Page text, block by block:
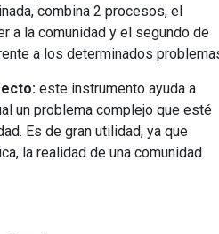
combina 2 procesos, el
a la comunidad y el segundo de
a los determinados
este instrumento ayuda a
un problema complejo que esté
Es de gran utilidad, ya que
la realidad de una comunidad